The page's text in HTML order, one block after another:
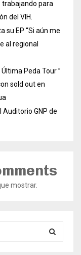
trabajando para
del VIH.
su EP “Si aún me
al regional
Peda Tour ”
sold out en
Auditorio GNP de
mostrar.